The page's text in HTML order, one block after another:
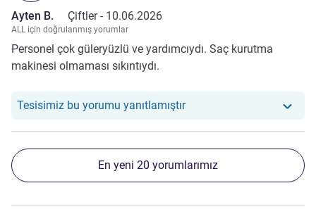
Ayten B. Çiftler - 10.06.2026
ALL için doğrulanmış yorumlar
Personel çok güleryüzlü ve yardımcıydı. Saç kurutma
makinesi olmaması sıkıntıydı.
Tesisimiz bu yorumu yanıtlamıştırOtelimiz şu yoruma yanıt
En yeni 20 yorumlarımız